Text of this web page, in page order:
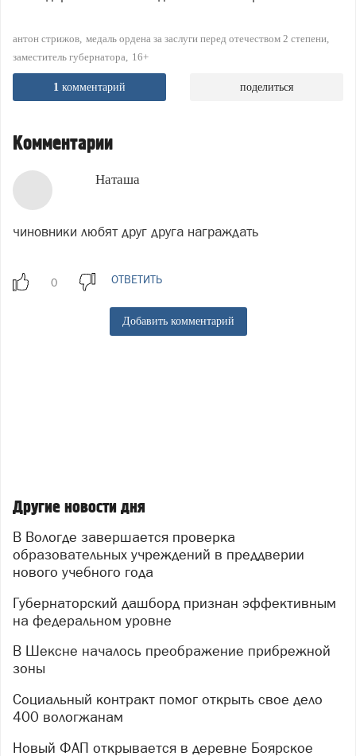
антон стрижов медаль ордена за заслуги перед отечеством 2 степени
заместитель губернатора 16+
1 комментарий поделиться
Комментарии
Наташа
чиновники любят друг друга награждать
ОТВЕТИТЬ
Добавить комментарий
Другие новости дня
В Вологде завершается проверка
образовательных учреждений в преддверии
нового учебного года
Губернаторский дашборд признан эффективным
на федеральном уровне
В Шексне началось преображение прибрежной
зоны
Социальный контракт помог открыть свое дело
400 вологжанам
Новый ФАП открывается в деревне Боярское